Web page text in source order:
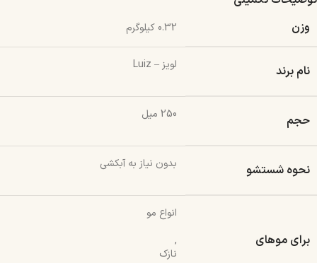
وزن
0.32 کیلوگرم
نام برند لویز – Luiz
حجم 250 میل
نحوه شستشو بدون نیاز به آبکشی
برای موهای
انواع مو
,
نازک